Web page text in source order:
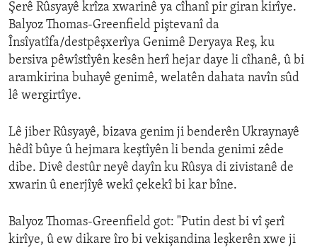
Şerê Rûsyayê krîza xwarinê ya cîhanî pir giran kirîye.
Balyoz Thomas-Greenfield piştevanî da
Însîyatîfa/destpêşxerîya Genimê Deryaya Reş, ku
bersiva pêwîstîyên kesên herî hejar daye li cîhanê, û bi
aramkirina buhayê genimê, welatên dahata navîn sûd
lê wergirtîye.
Lê jiber Rûsyayê, bizava genim ji benderên Ukraynayê
hêdî bûye û hejmara keştîyên li benda genimi zêde
dibe. Divê destûr neyê dayîn ku Rûsya di zivistanê de
xwarin û enerjîyê wekî çekekî bi kar bîne.
Balyoz Thomas-Greenfield got: "Putin dest bi vî şerî
kirîye, û ew dikare îro bi vekişandina leşkerên xwe ji